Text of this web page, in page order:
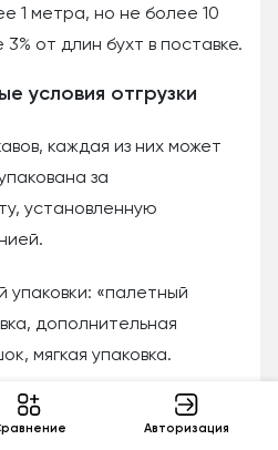
Авторизация
1 метра, но не более 10
от длин бухт в поставке.
условия отгрузки
каждая из них может
за
установленную
упаковки: «палетный
дополнительная
мягкая упаковка.